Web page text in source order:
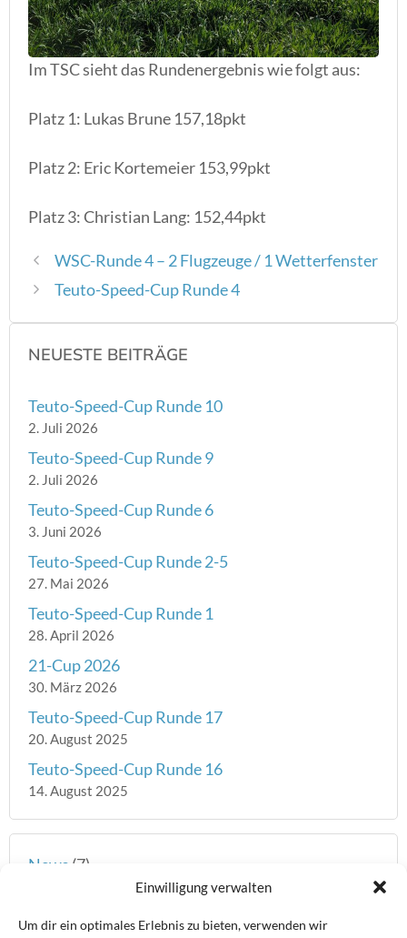
Einwilligung verwalten
Um dir ein optimales Erlebnis zu bieten, verwenden wir
Im TSC sieht das Rundenergebnis wie folgt aus:
Platz 1: Lukas Brune 157,18pkt
Platz 2: Eric Kortemeier 153,99pkt
Platz 3: Christian Lang: 152,44pkt
WSC-Runde 4 – 2 Flugzeuge / 1 Wetterfenster
Teuto-Speed-Cup Runde 4
NEUESTE BEITRÄGE
Teuto-Speed-Cup Runde 10
2. Juli 2026
Teuto-Speed-Cup Runde 9
2. Juli 2026
Teuto-Speed-Cup Runde 6
3. Juni 2026
Teuto-Speed-Cup Runde 2-5
27. Mai 2026
Teuto-Speed-Cup Runde 1
28. April 2026
21-Cup 2026
30. März 2026
Teuto-Speed-Cup Runde 17
20. August 2025
Teuto-Speed-Cup Runde 16
14. August 2025
News (7)
Teuto Speed-Cup(339)
Weser Speed-Cup(47)